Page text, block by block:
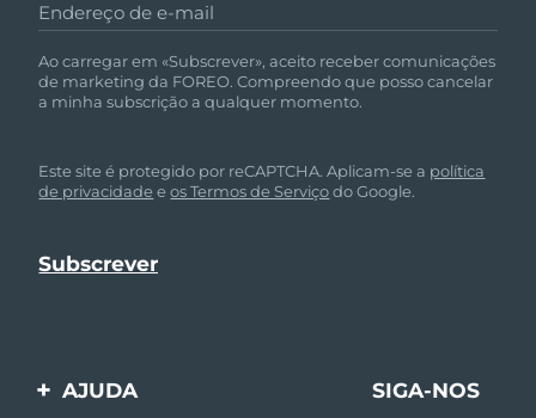
Endereço de e-mail
Ao carregar em «Subscrever», aceito receber comunicações
de marketing da FOREO. Compreendo que posso cancelar
a minha subscrição a qualquer momento.
Este site é protegido por reCAPTCHA. Aplicam-se a política
de privacidade eos Termos de Serviçodo Google.
AJUDA SIGA-NOS